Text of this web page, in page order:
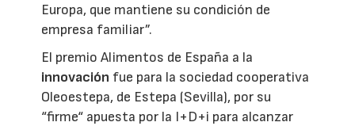
Europa, que mantiene su condición de
empresa familiar”.
El premio Alimentos de España a la
innovación fue para la sociedad cooperativa
Oleoestepa, de Estepa (Sevilla), por su
“firme“ apuesta por la I+D+i para alcanzar